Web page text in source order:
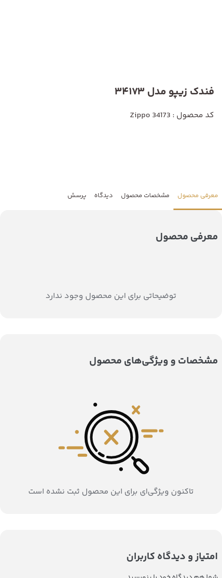
فندک زیپو مدل 34173
کد محصول : Zippo 34173
معرفی محصول مشخصات محصول دیدگاه پرسش
معرفی محصول
توضیحاتی برای این محصول وجود ندارد
مشخصات و ویژگی‌های محصول
تاکنون ویژگی‌ای برای این محصول ثبت نشده است
امتیاز و دیدگاه کاربران